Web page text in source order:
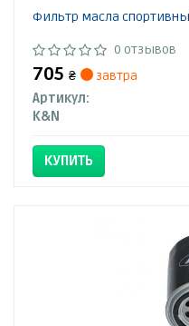
Фильтр масла
0 отзывов
705 ₴
завтра
Артикул:
K&N
КУПИТЬ